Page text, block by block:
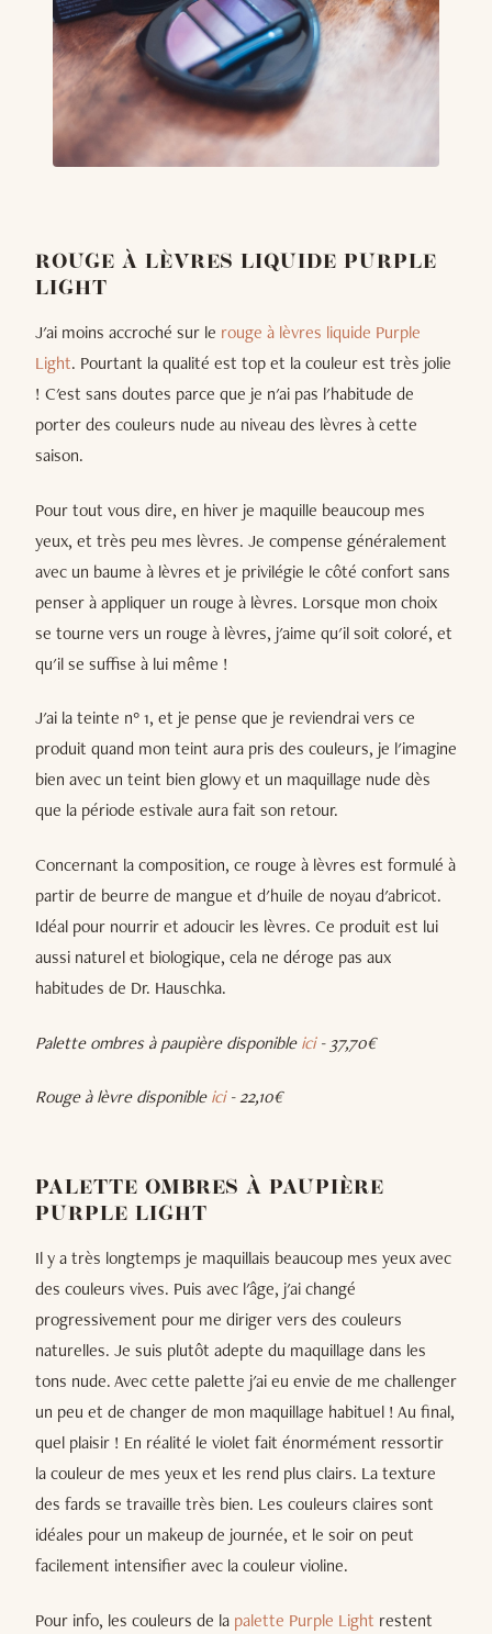
ROUGE À LÈVRES LIQUIDE PURPLE
LIGHT
J'ai moins accroché sur le rouge à lèvres liquide Purple
Light. Pourtant la qualité est top et la couleur est très jolie
! C'est sans doutes parce que je n'ai pas l'habitude de
porter des couleurs nude au niveau des lèvres à cette
saison.
Pour tout vous dire, en hiver je maquille beaucoup mes
yeux, et très peu mes lèvres. Je compense généralement
avec un baume à lèvres et je privilégie le côté confort sans
penser à appliquer un rouge à lèvres. Lorsque mon choix
se tourne vers un rouge à lèvres, j'aime qu'il soit coloré, et
qu'il se suffise à lui même !
J'ai la teinte n° 1, et je pense que je reviendrai vers ce
produit quand mon teint aura pris des couleurs, je l'imagine
bien avec un teint bien glowy et un maquillage nude dès
que la période estivale aura fait son retour.
Concernant la composition, ce rouge à lèvres est formulé à
partir de beurre de mangue et d'huile de noyau d'abricot.
Idéal pour nourrir et adoucir les lèvres. Ce produit est lui
aussi naturel et biologique, cela ne déroge pas aux
habitudes de Dr. Hauschka.
Palette ombres à paupière disponibleici- 37,70€
Rouge à lèvre disponibleici- 22,10€
PALETTE OMBRES À PAUPIÈRE
PURPLE LIGHT
Il y a très longtemps je maquillais beaucoup mes yeux avec
des couleurs vives. Puis avec l'âge, j'ai changé
progressivement pour me diriger vers des couleurs
naturelles. Je suis plutôt adepte du maquillage dans les
tons nude. Avec cette palette j'ai eu envie de me challenger
un peu et de changer de mon maquillage habituel ! Au final,
quel plaisir ! En réalité le violet fait énormément ressortir
la couleur de mes yeux et les rend plus clairs. La texture
des fards se travaille très bien. Les couleurs claires sont
idéales pour un makeup de journée, et le soir on peut
facilement intensifier avec la couleur violine.
Pour info, les couleurs de la palette Purple Light restent